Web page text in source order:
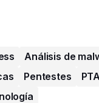
Análisis de
Pentestes